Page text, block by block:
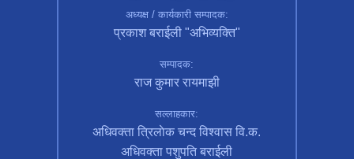
अध्यक्ष / कार्यकारी सम्पादक:
प्रकाश बराईली "अभिव्यक्ति"
सम्पादक:
राज कुमार रायमाझी
सल्लाहकार:
अधिवक्ता त्रिलाेक चन्द विश्वास वि.क.
अधिवक्ता पशुपति बराईली